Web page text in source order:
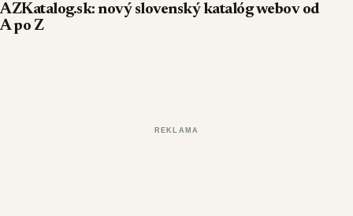
AZKatalog.sk: nový slovenský katalóg webov od
A po Z
REKLAMA